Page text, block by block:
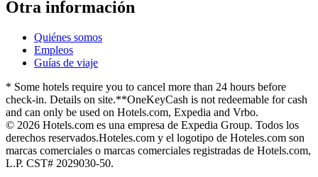
Otra información
Quiénes somos
Empleos
Guías de viaje
* Some hotels require you to cancel more than 24 hours before
check-in. Details on site.**OneKeyCash is not redeemable for cash
and can only be used on Hotels.com, Expedia and Vrbo.
© 2026 Hotels.com es una empresa de Expedia Group. Todos los
derechos reservados.Hoteles.com y el logotipo de Hoteles.com son
marcas comerciales o marcas comerciales registradas de Hotels.com,
L.P. CST# 2029030-50.